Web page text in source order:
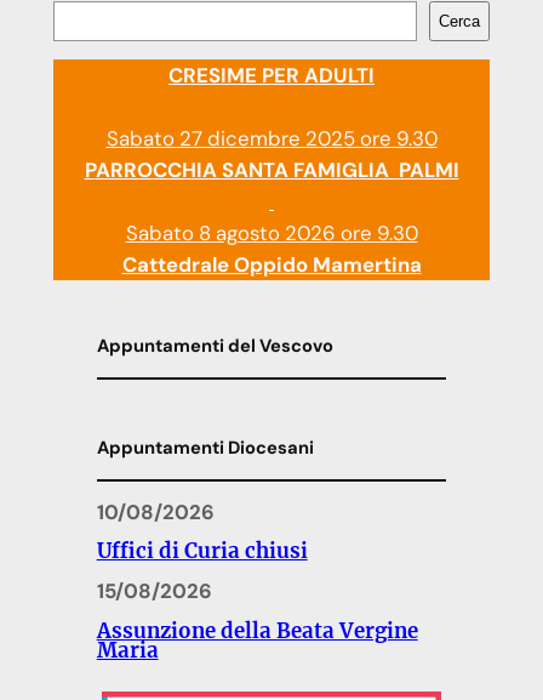
Cerca
CRESIME PER ADULTI
Sabato 27 dicembre 2025 ore 9.30
PARROCCHIA SANTA FAMIGLIA PALMI
Sabato 8 agosto 2026 ore 9.30
Cattedrale Oppido Mamertina
Appuntamenti del Vescovo
Appuntamenti Diocesani
10/08/2026
Uffici di Curia chiusi
15/08/2026
Assunzione della Beata Vergine
Maria